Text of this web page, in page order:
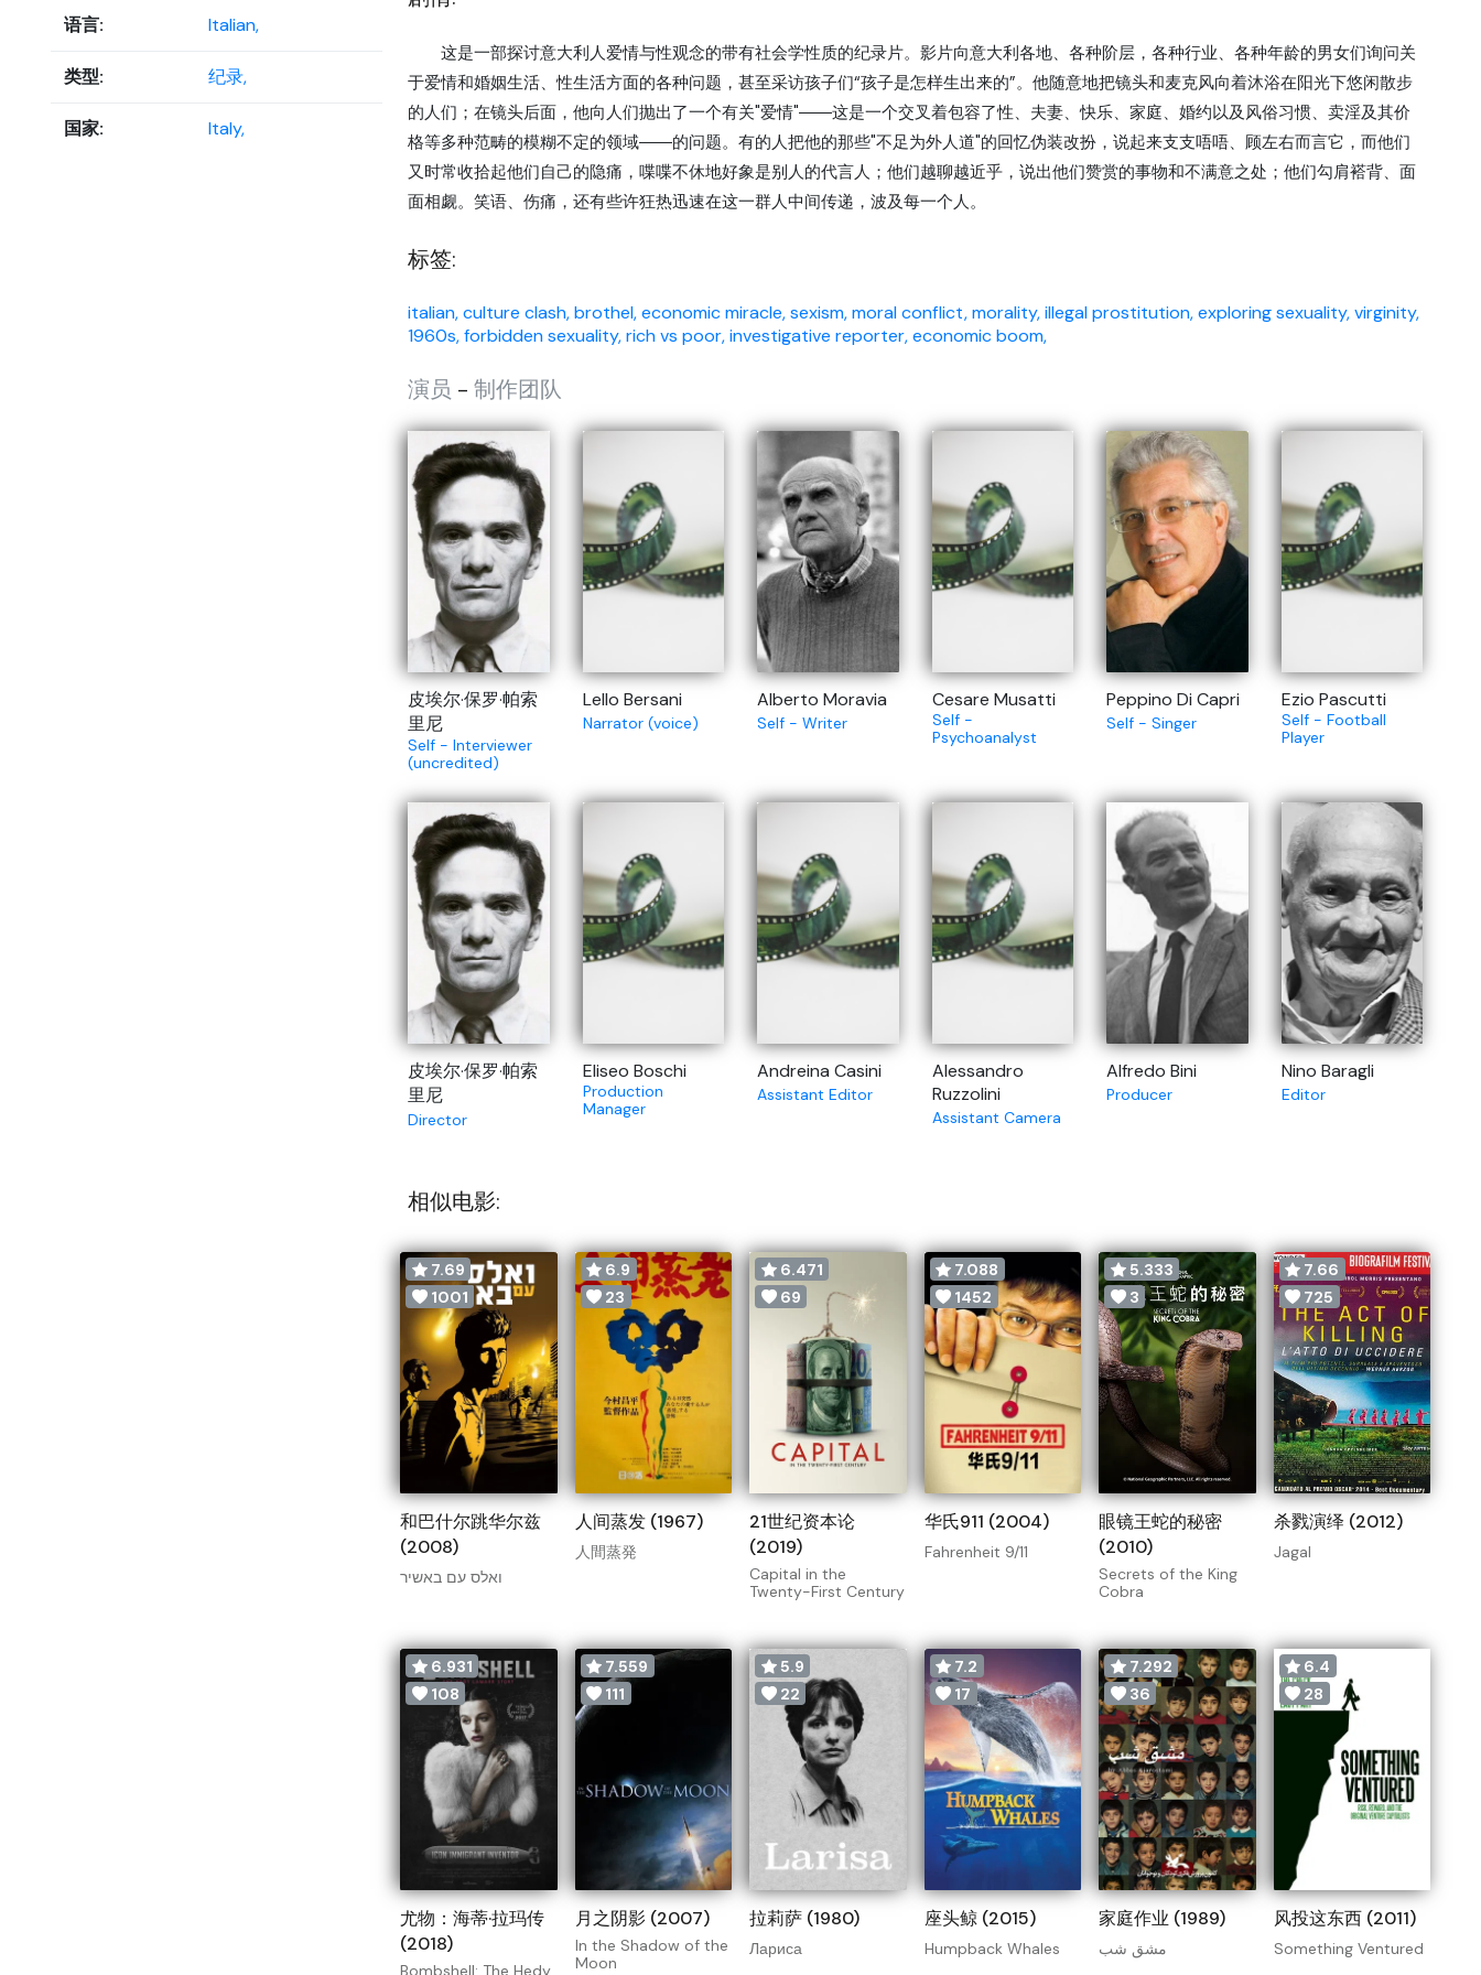
语言: Italian,
类型: 纪录,
国家: Italy,
这是一部探讨意大利人爱情与性观念的带有社会学性质的纪录片。影片向意大利各地、各种阶层，各种行业、各种年龄的男女们询问关
于爱情和婚姻生活、性生活方面的各种问题，甚至采访孩子们“孩子是怎样生出来的”。他随意地把镜头和麦克风向着沐浴在阳光下悠闲散步
的人们；在镜头后面，他向人们抛出了一个有关"爱情"――这是一个交叉着包容了性、夫妻、快乐、家庭、婚约以及风俗习惯、卖淫及其价
格等多种范畴的模糊不定的领域――的问题。有的人把他的那些"不足为外人道"的回忆伪装改扮，说起来支支唔唔、顾左右而言它，而他们
又时常收拾起他们自己的隐痛，喋喋不休地好象是别人的代言人；他们越聊越近乎，说出他们赞赏的事物和不满意之处；他们勾肩褡背、面
面相觑。笑语、伤痛，还有些许狂热迅速在这一群人中间传递，波及每一个人。
标签:
italian,culture clash,brothel,economic miracle,sexism,moral conflict,morality,illegal prostitution,exploring sexuality,virginity,
1960s,forbidden sexuality,rich vs poor,investigative reporter,economic boom,
演员 - 制作团队
皮埃尔·保罗·帕索
里尼
Self - Interviewer
(uncredited)
Lello Bersani
Narrator (voice)
Alberto Moravia
Self - Writer
Cesare Musatti
Self -
Psychoanalyst
Peppino Di Capri
Self - Singer
Ezio Pascutti
Self - Football
Player
皮埃尔·保罗·帕索
里尼
Director
Eliseo Boschi
Production
Manager
Andreina Casini
Assistant Editor
Alessandro
Ruzzolini
Assistant Camera
Alfredo Bini
Producer
Nino Baragli
Editor
相似电影:
7.69
1001
和巴什尔跳华尔兹
(2008)
ואלס עם באשיר
6.9
23
人间蒸发 (1967)
人間蒸発
6.471
69
21世纪资本论
(2019)
Capital in the
Twenty-First Century
7.088
1452
华氏911 (2004)
Fahrenheit 9/11
5.333
3
眼镜王蛇的秘密
(2010)
Secrets of the King
Cobra
7.66
725
杀戮演绎 (2012)
Jagal
6.931
108
尤物：海蒂·拉玛传
(2018)
Bombshell: The Hedy
7.559
111
月之阴影 (2007)
In the Shadow of the
Moon
5.9
22
拉莉萨 (1980)
Лариса
7.2
17
座头鲸 (2015)
Humpback Whales
7.292
36
家庭作业 (1989)
مشق شب
6.4
28
风投这东西 (2011)
Something Ventured